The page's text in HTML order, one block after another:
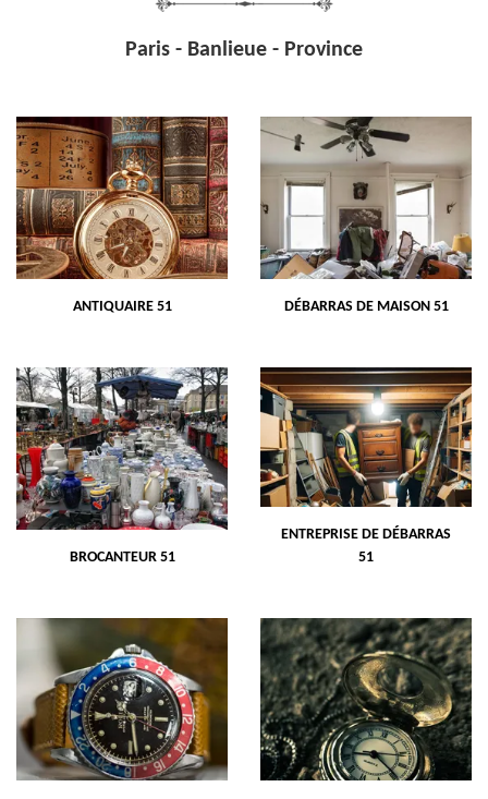
Paris - Banlieue - Province
ANTIQUAIRE 51 DÉBARRAS DE MAISON 51
BROCANTEUR 51
ENTREPRISE DE DÉBARRAS
51